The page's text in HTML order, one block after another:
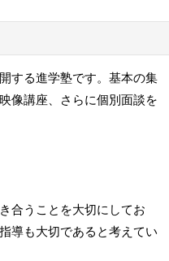
する進学塾です。基本の集
像講座、さらに個別面談を
合うことを大切にしてお
導も大切であると考えてい